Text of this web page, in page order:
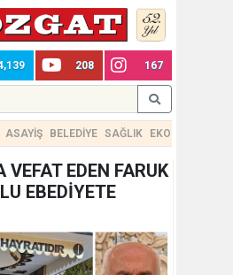
208 167
ASAYİŞ BELEDİYE SAĞLIK EKONOMİ
EDEN FARUK
EBEDİYETE